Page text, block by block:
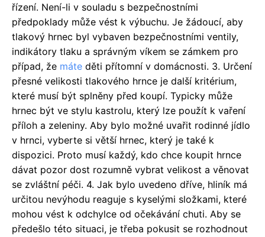
řízení. Není-li v souladu s bezpečnostními
předpoklady může vést k výbuchu. Je žádoucí, aby
tlakový hrnec byl vybaven bezpečnostními ventily,
indikátory tlaku a správným víkem se zámkem pro
případ, že máte děti přítomní v domácnosti. 3. Určení
přesné velikosti tlakového hrnce je další kritérium,
které musí být splněny před koupí. Typicky může
hrnec být ve stylu kastrolu, který lze použít k vaření
příloh a zeleniny. Aby bylo možné uvařit rodinné jídlo
v hrnci, vyberte si větší hrnec, který je také k
dispozici. Proto musí každý, kdo chce koupit hrnce
dávat pozor dost rozumně vybrat velikost a věnovat
se zvláštní péči. 4. Jak bylo uvedeno dříve, hliník má
určitou nevýhodu reaguje s kyselými složkami, které
mohou vést k odchylce od očekávání chuti. Aby se
předešlo této situaci, je třeba pokusit se rozhodnout